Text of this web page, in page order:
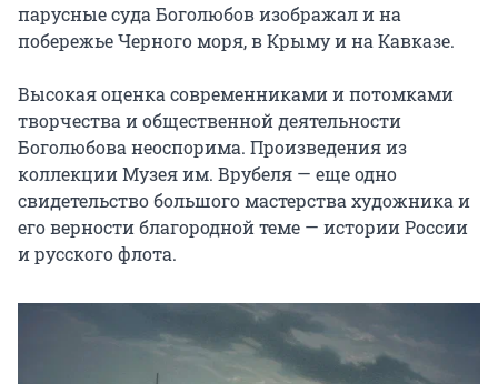
парусные суда Боголюбов изображал и на
побережье Черного моря, в Крыму и на Кавказе.
Высокая оценка современниками и потомками
творчества и общественной деятельности
Боголюбова неоспорима. Произведения из
коллекции Музея им. Врубеля — еще одно
свидетельство большого мастерства художника и
его верности благородной теме — истории России
и русского флота.